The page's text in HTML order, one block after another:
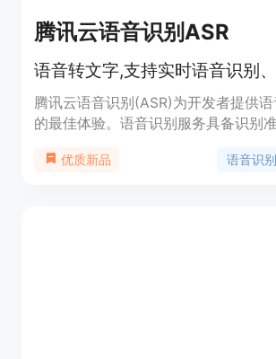
腾讯云语音识别ASR
腾讯云语音识别(ASR)为开发者提供
的最佳体验。语音识别服务具备识别
时语音识别、一句话识别和录音文件
优质新品 语音识别